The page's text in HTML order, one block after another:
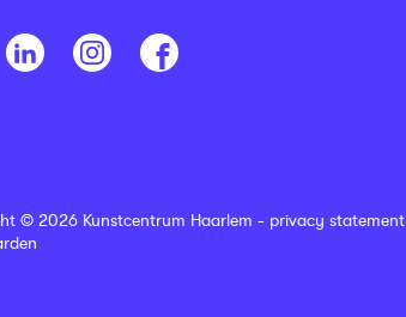
© 2026 Kunstcentrum Haarlem - privacy statement